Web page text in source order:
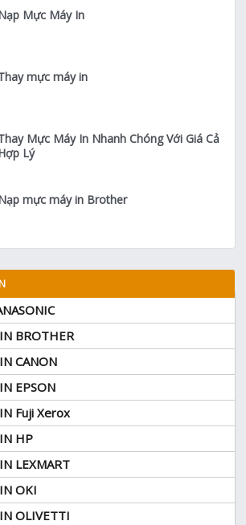
Mực Máy In
mực máy in
Mực Máy In Nhanh Chóng Với Giá Cả
Lý
mực máy in Brother
BROTHER
CANON
EPSON
Fuji Xerox
HP
LEXMART
OKI
OLIVETTI